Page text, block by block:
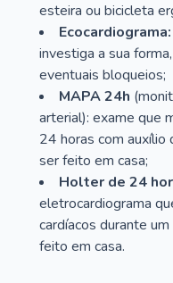
esteira ou bicicleta
Ecocardiograma:
investiga a sua
eventuais bloqueios;
MAPA 24h
arterial): exame que
24 horas com
ser feito em casa;
Holter de 24
eletrocardiograma
cardíacos durante
feito em casa.